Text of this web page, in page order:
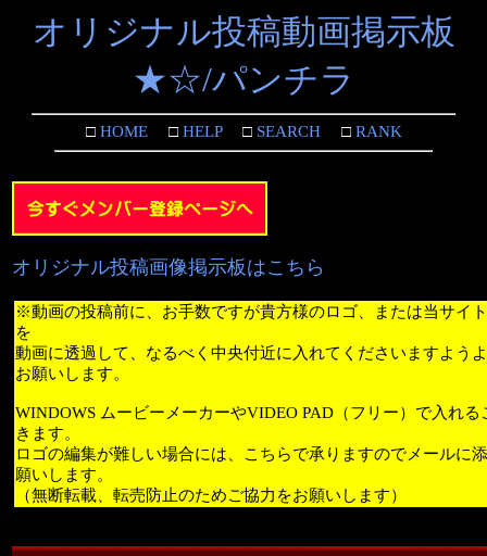
オリジナル投稿動画掲示板
★☆/パンチラ
□HOME□HELP□SEARCH□RANK
オリジナル投稿画像掲示板はこちら
※動画の投稿前に、お手数ですが貴方様のロゴ、または当サイ
を
動画に透過して、なるべく中央付近に入れてくださいますよう
お願いします。
WINDOWS ムービーメーカーやVIDEO PAD（フリー）で入れる
きます。
ロゴの編集が難しい場合には、こちらで承りますのでメールに
願いします。
（無断転載、転売防止のためご協力をお願いします）